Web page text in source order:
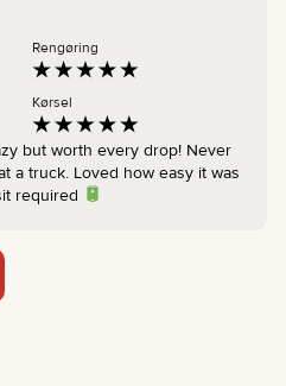
Rengøring
Kørsel
but worth every drop! Never
a truck. Loved how easy it was
required